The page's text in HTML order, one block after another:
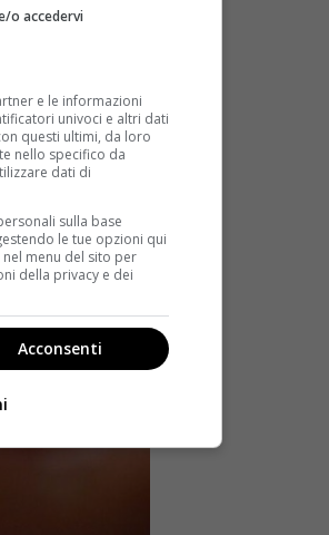
o accedervi
e le informazioni
univoci e altri dati
questi ultimi, da loro
nello specifico da
dati di
sulla base
le tue opzioni qui
menu del sito per
della privacy e dei
Acconsenti